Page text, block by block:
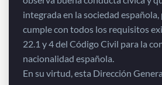
integrada en la sociedad
cumple con todos los requisitos
22.1 y 4 del Código Civil para la
nacionalidad española.
En su virtud, esta Dirección